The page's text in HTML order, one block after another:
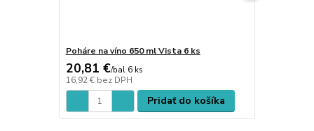
Poháre na víno 650 ml Vista 6 ks
20,81 €/bal 6 ks
16,92 € bez DPH
Pridať do košíka